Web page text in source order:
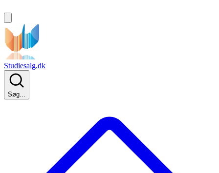
Studiesalg.dk
Søg...